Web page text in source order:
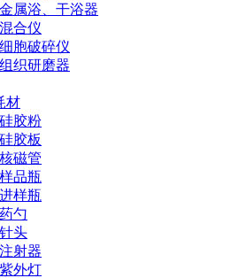
金属浴、干浴器
混合仪
细胞破碎仪
组织研磨器
材
硅胶粉
硅胶板
核磁管
样品瓶
进样瓶
药勺
针头
注射器
紫外灯